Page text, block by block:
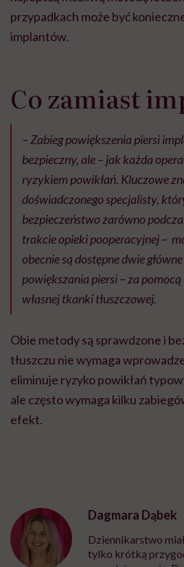
przypadkach może być
implantów.
Co zamiast
– Zabieg powiększenia piersi
bezpieczny, ale – jak każda
ryzykiem powikłań. Kluczowe
doświadczonego specjalisty,
bezpieczeństwo zarówno
trakcie opieki pooperacyjnej –
obecnie są dostępne dwie
powiększania piersi – za
własnej tkanki tłuszczowej.
Obie metody są sprawdzone i
tłuszczu nie wymaga
eliminuje ryzyko powikłań
ale często wymaga kilku
efekt.
Dagmara Dąbek
Dziennikarstwo
tylko krótką